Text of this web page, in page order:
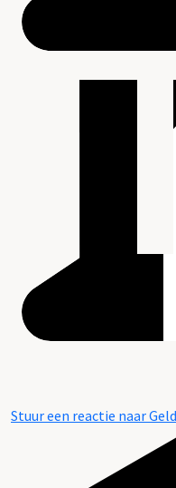
Stuur een reactie naar